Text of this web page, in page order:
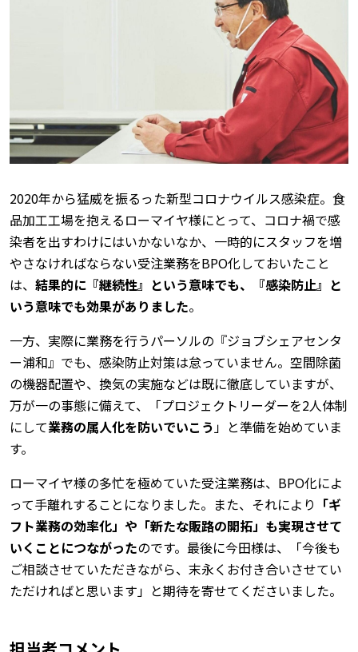
2020年から猛威を振るった新型コロナウイルス感染症。食
品加工工場を抱えるローマイヤ様にとって、コロナ禍で感
染者を出すわけにはいかないなか、一時的にスタッフを増
やさなければならない受注業務をBPO化しておいたこと
は、 結果的に『継続性』という意味でも、『感染防止』と
いう意味でも効果がありました。
一方、実際に業務を行うパーソルの『ジョブシェアセンタ
ー浦和』でも、感染防止対策は怠っていません。空間除菌
の機器配置や、換気の実施などは既に徹底していますが、
万が一の事態に備えて、「プロジェクトリーダーを2人体制
にして業務の属人化を防いでいこう 」と準備を始めていま
す。
ローマイヤ様の多忙を極めていた受注業務は、BPO化によ
って手離れすることになりました。また、それにより 「ギ
フト業務の効率化」や「新たな販路の開拓」も実現させて
いくことにつながったのです。最後に今田様は、「今後も
ご相談させていただきながら、末永くお付き合いさせてい
ただければと思います」と期待を寄せてくださいました。